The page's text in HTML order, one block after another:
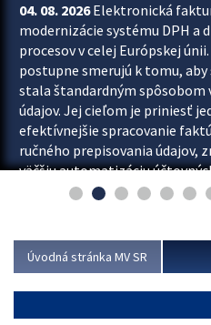
04. 08. 2026Elektronická
modernizácie systému DPH a
procesov v celej Európskej
postupne smerujú k tomu,
stala štandardným spôsobom
údajov. Jej cieľom je priniesť
efektívnejšie spracovanie
ručného prepisovania údajov,
väčšiu automatizáciu
fakturácia preto
Úvodná stránka MV SR